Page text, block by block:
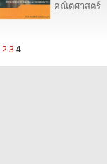
คณิตศาสตร์
2 3 4